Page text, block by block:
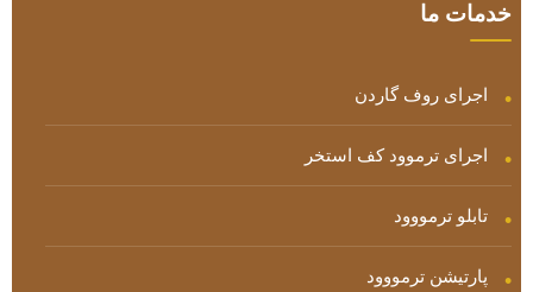
خدمات ما
اجرای روف گاردن
اجرای ترموود کف استخر
تابلو ترمووود
پارتیشن ترمووود